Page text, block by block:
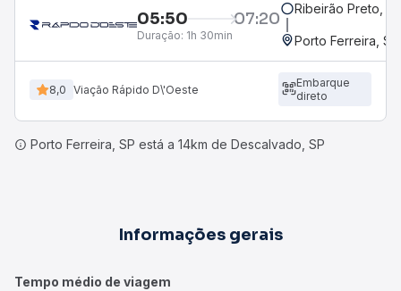
05:50 07:20
Duração: 1h 30min
Ribeirão Preto,
Porto Ferreira, SP
8,0 Viação Rápido D\'Oeste
Embarque
direto
Porto Ferreira, SP está a 14km de Descalvado, SP
Informações gerais
Tempo médio de viagem